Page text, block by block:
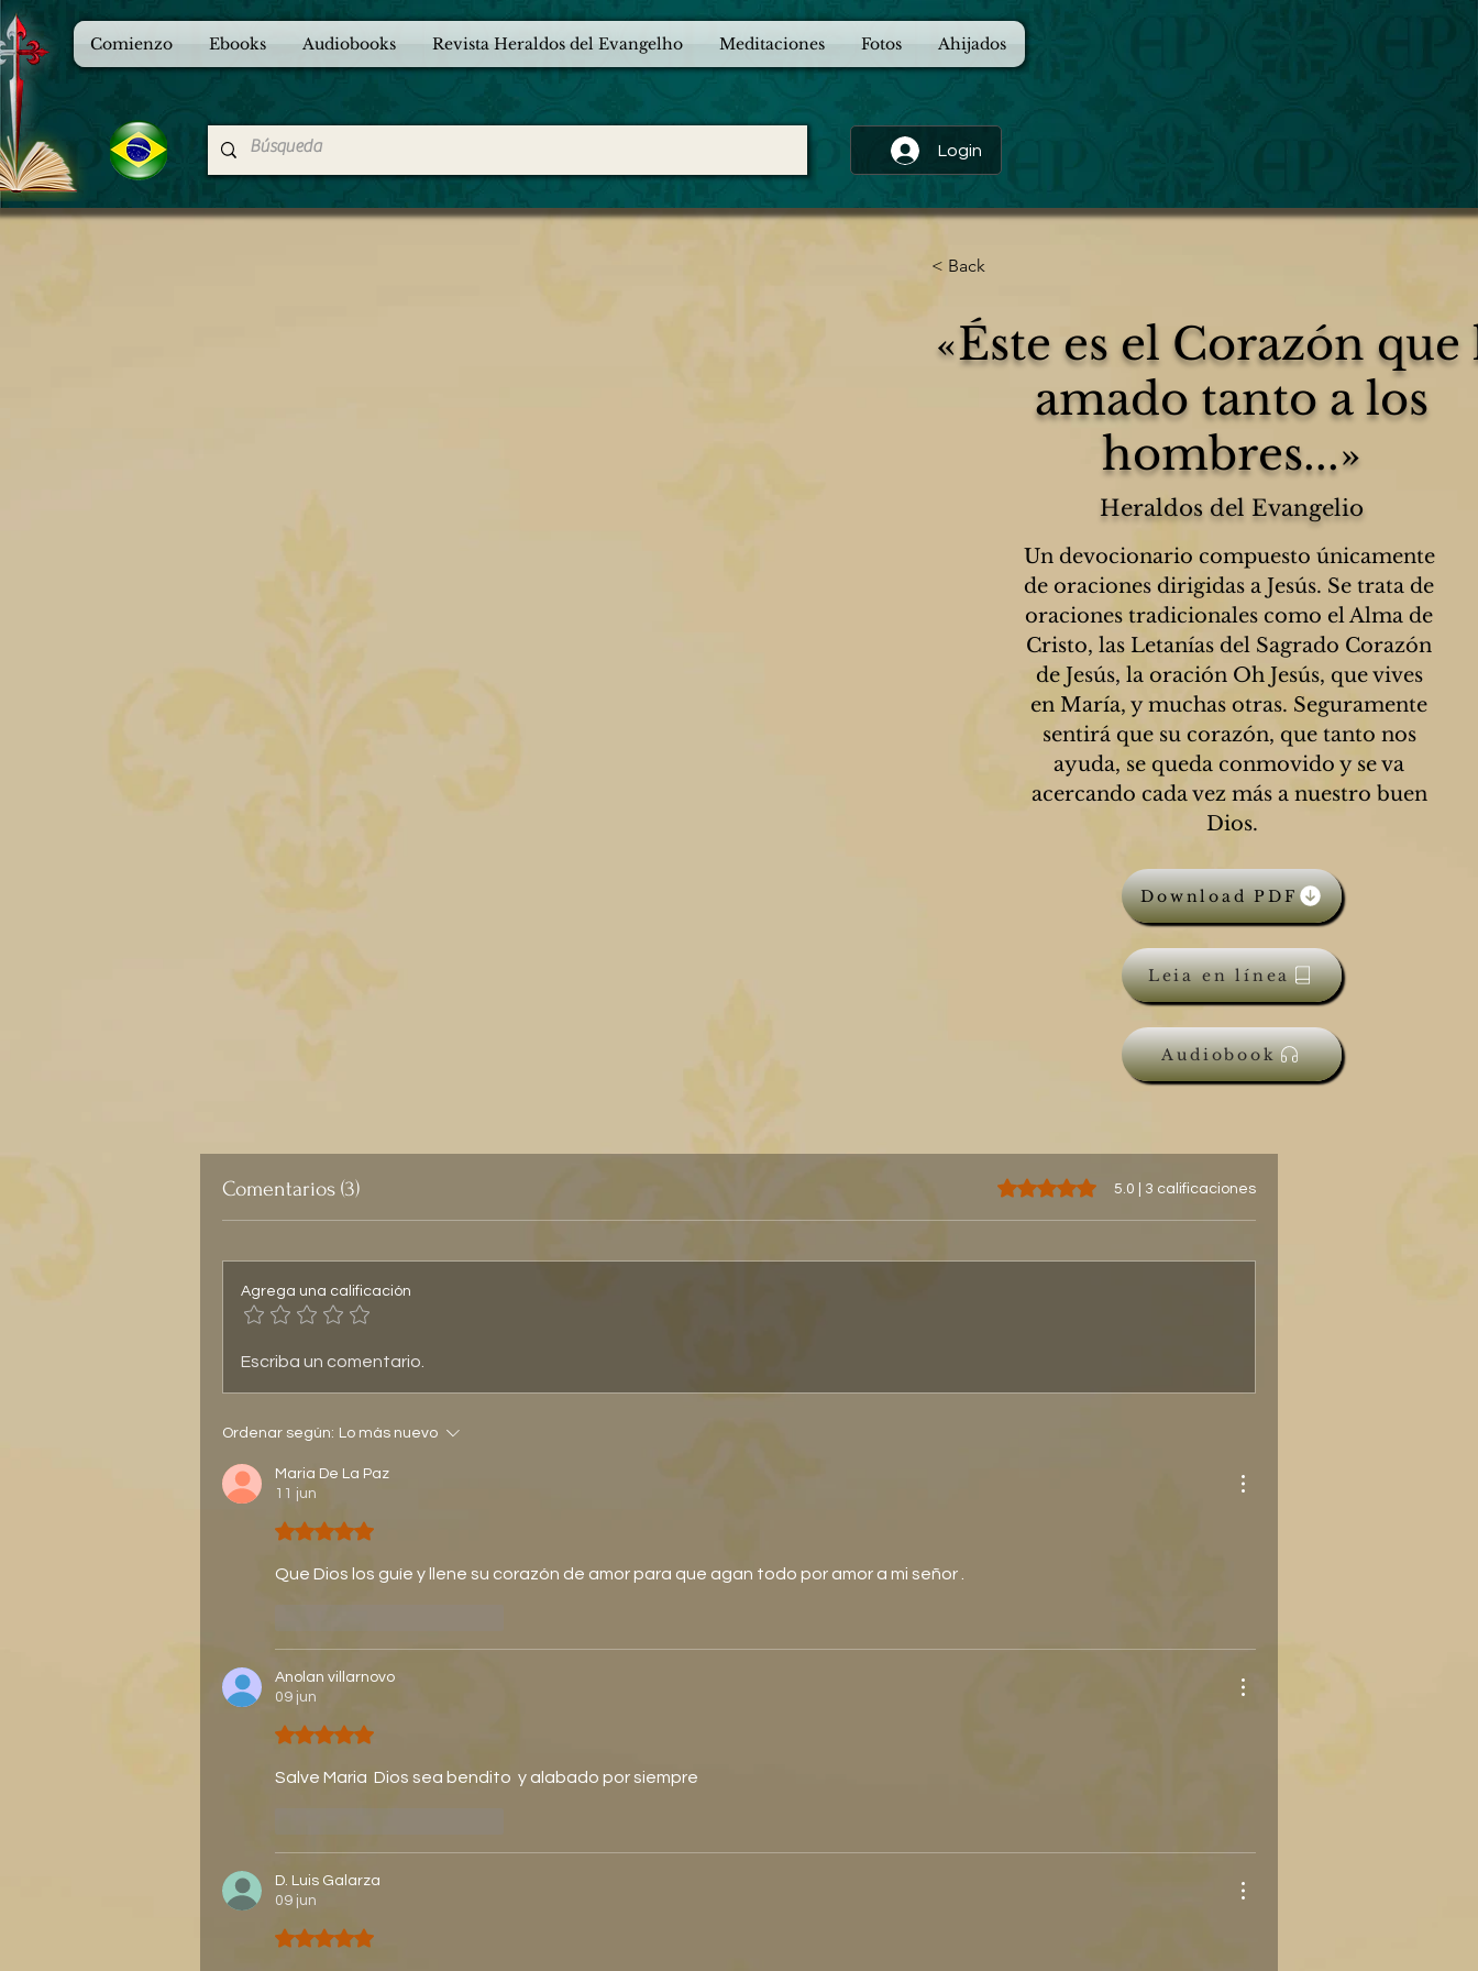
Comienzo Ebooks Audiobooks Revista Heraldos del Evangelho Meditaciones Fotos Ahijados
Login
< Back
«Éste es el Corazón que
amado tanto a los
hombres...»
Heraldos del Evangelio
Un devocionario compuesto únicamente
de oraciones dirigidas a Jesús. Se trata de
oraciones tradicionales como el Alma de
Cristo, las Letanías del Sagrado Corazón
de Jesús, la oración Oh Jesús, que vives
en María, y muchas otras. Seguramente
sentirá que su corazón, que tanto nos
ayuda, se queda conmovido y se va
acercando cada vez más a nuestro buen
Dios.
Download PDF
Leia en línea
Audiobook
Comentarios (3) Obtuvo 5 de 5 estrellas.5.0 | 3 calificaciones
Agrega una calificación
Escriba un comentario.
Ordenar según: Lo más nuevo
Maria De La Paz
11 jun
Obtuvo 5 de 5 estrellas.
Que Dios los guíe y llene su corazón de amor para que agan todo por amor a mi señor .
Anolan villarnovo
09 jun
Obtuvo 5 de 5 estrellas.
Salve Maria  Dios sea bendito  y alabado por siempre
D. Luis Galarza
09 jun
Obtuvo 5 de 5 estrellas.